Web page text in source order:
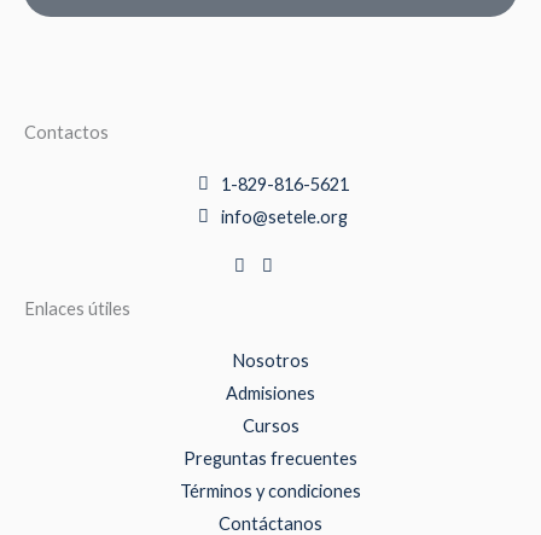
Contactos
1-829-816-5621
info@setele.org
Enlaces útiles
Nosotros
Admisiones
Cursos
Preguntas frecuentes
Términos y condiciones
Contáctanos